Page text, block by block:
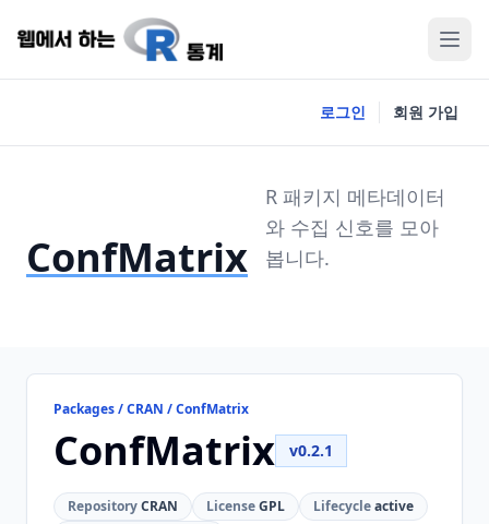
로그인 회원 가입
ConfMatrix
R 패키지 메타데이터
와 수집 신호를 모아
봅니다.
Packages / CRAN / ConfMatrix
ConfMatrix v0.2.1
RepositoryCRAN LicenseGPL Lifecycleactive